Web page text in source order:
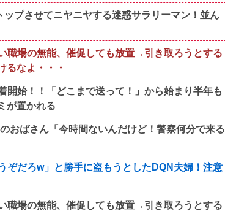
プさせてニヤニヤする迷惑サラリーマン！並ん
職場の無能、催促しても放置→引き取ろうとする
るなよ・・・
開始！！「どこまで送って！」から始まり半年も
が置かれる
おばさん「今時間ないんだけど！警察何分で来る
ぞだろw」と勝手に盗もうとしたDQN夫婦！注意
職場の無能、催促しても放置→引き取ろうとする